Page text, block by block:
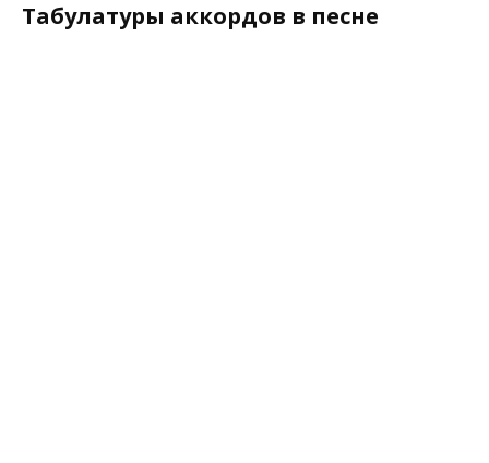
Табулатуры аккордов в песне